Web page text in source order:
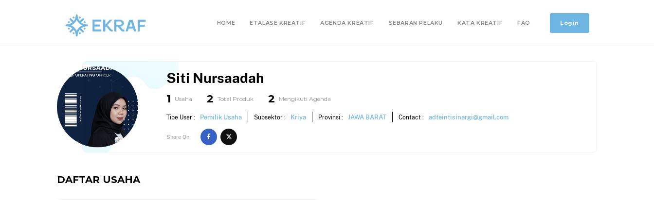
HOME ETALASE KREATIF AGENDA KREATIF SEBARAN PELAKU KATA KREATIF FAQ Login
Siti Nursaadah
1 Usaha 2 Total Produk 2 Mengikuti Agenda
Tipe User : Pemilik Usaha Subsektor : Kriya Provinsi : JAWA BARAT Contact : adteintisinergi@gmail.com
Share On
DAFTAR USAHA